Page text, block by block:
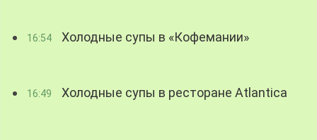
16:54 Холодные супы в «Кофемании»
16:49 Холодные супы в ресторане Atlantica